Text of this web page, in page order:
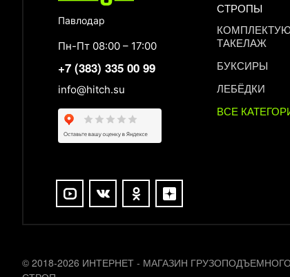
Павлодар
Пн-Пт 08:00 – 17:00
+7 (383) 335 00 99
info@hitch.su
СТРОПЫ
ТАКЕЛАЖ
БУКСИРЫ
ЛЕБЁДКИ
ВСЕ
© 2018-2026 ИНТЕРНЕТ - МАГАЗИН